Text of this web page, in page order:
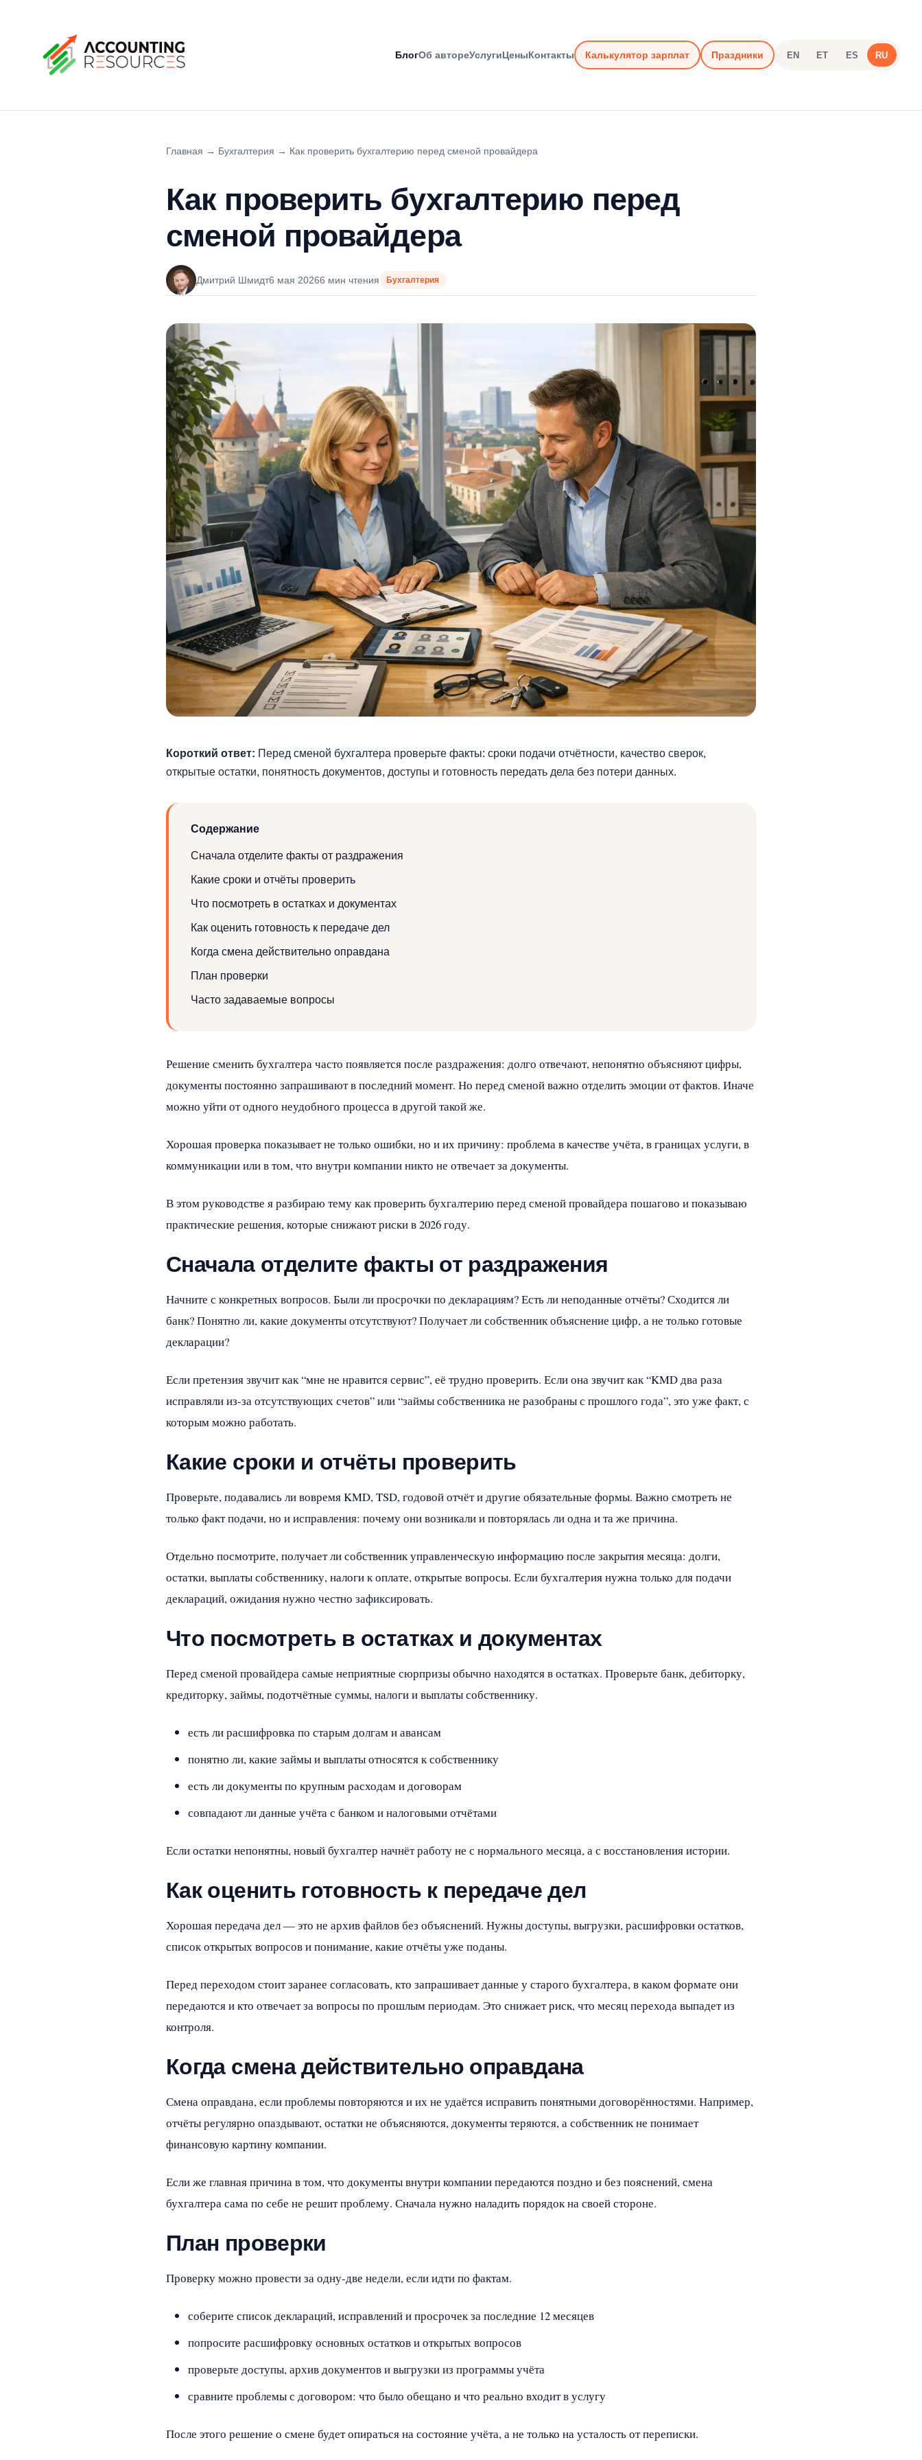
БлогОб автореУслугиЦеныКонтакты Калькулятор зарплат Праздники EN ET ES RU
Главная → Бухгалтерия → Как проверить бухгалтерию перед сменой провайдера
Как проверить бухгалтерию перед
сменой провайдера
Дмитрий Шмидт6 мая 20266 мин чтения Бухгалтерия
Короткий ответ: Перед сменой бухгалтера проверьте факты: сроки подачи отчётности, качество сверок,
открытые остатки, понятность документов, доступы и готовность передать дела без потери данных.
Содержание
Сначала отделите факты от раздражения
Какие сроки и отчёты проверить
Что посмотреть в остатках и документах
Как оценить готовность к передаче дел
Когда смена действительно оправдана
План проверки
Часто задаваемые вопросы
Решение сменить бухгалтера часто появляется после раздражения: долго отвечают, непонятно объясняют цифры,
документы постоянно запрашивают в последний момент. Но перед сменой важно отделить эмоции от фактов. Иначе
можно уйти от одного неудобного процесса в другой такой же.
Хорошая проверка показывает не только ошибки, но и их причину: проблема в качестве учёта, в границах услуги, в
коммуникации или в том, что внутри компании никто не отвечает за документы.
В этом руководстве я разбираю тему как проверить бухгалтерию перед сменой провайдера пошагово и показываю
практические решения, которые снижают риски в 2026 году.
Сначала отделите факты от раздражения
Начните с конкретных вопросов. Были ли просрочки по декларациям? Есть ли неподанные отчёты? Сходится ли
банк? Понятно ли, какие документы отсутствуют? Получает ли собственник объяснение цифр, а не только готовые
декларации?
Если претензия звучит как “мне не нравится сервис”, её трудно проверить. Если она звучит как “KMD два раза
исправляли из-за отсутствующих счетов” или “займы собственника не разобраны с прошлого года”, это уже факт, с
которым можно работать.
Какие сроки и отчёты проверить
Проверьте, подавались ли вовремя KMD, TSD, годовой отчёт и другие обязательные формы. Важно смотреть не
только факт подачи, но и исправления: почему они возникали и повторялась ли одна и та же причина.
Отдельно посмотрите, получает ли собственник управленческую информацию после закрытия месяца: долги,
остатки, выплаты собственнику, налоги к оплате, открытые вопросы. Если бухгалтерия нужна только для подачи
деклараций, ожидания нужно честно зафиксировать.
Что посмотреть в остатках и документах
Перед сменой провайдера самые неприятные сюрпризы обычно находятся в остатках. Проверьте банк, дебиторку,
кредиторку, займы, подотчётные суммы, налоги и выплаты собственнику.
есть ли расшифровка по старым долгам и авансам
понятно ли, какие займы и выплаты относятся к собственнику
есть ли документы по крупным расходам и договорам
совпадают ли данные учёта с банком и налоговыми отчётами
Если остатки непонятны, новый бухгалтер начнёт работу не с нормального месяца, а с восстановления истории.
Как оценить готовность к передаче дел
Хорошая передача дел — это не архив файлов без объяснений. Нужны доступы, выгрузки, расшифровки остатков,
список открытых вопросов и понимание, какие отчёты уже поданы.
Перед переходом стоит заранее согласовать, кто запрашивает данные у старого бухгалтера, в каком формате они
передаются и кто отвечает за вопросы по прошлым периодам. Это снижает риск, что месяц перехода выпадет из
контроля.
Когда смена действительно оправдана
Смена оправдана, если проблемы повторяются и их не удаётся исправить понятными договорённостями. Например,
отчёты регулярно опаздывают, остатки не объясняются, документы теряются, а собственник не понимает
финансовую картину компании.
Если же главная причина в том, что документы внутри компании передаются поздно и без пояснений, смена
бухгалтера сама по себе не решит проблему. Сначала нужно наладить порядок на своей стороне.
План проверки
Проверку можно провести за одну-две недели, если идти по фактам.
соберите список деклараций, исправлений и просрочек за последние 12 месяцев
попросите расшифровку основных остатков и открытых вопросов
проверьте доступы, архив документов и выгрузки из программы учёта
сравните проблемы с договором: что было обещано и что реально входит в услугу
После этого решение о смене будет опираться на состояние учёта, а не только на усталость от переписки.